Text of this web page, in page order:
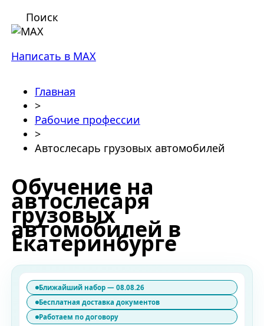
Поиск
Написать в MAX
Главная
>
Рабочие профессии
>
Автослесарь грузовых автомобилей
Обучение на
автослесаря
грузовых
автомобилей в
Екатеринбурге
Ближайший набор — 08.08.26
Бесплатная доставка документов
Работаем по договору